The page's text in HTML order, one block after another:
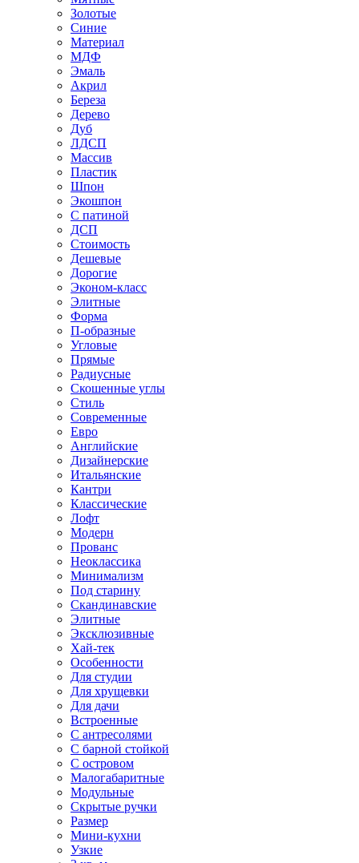
Золотые
Синие
Материал
МДФ
Эмаль
Акрил
Береза
Дерево
Дуб
ЛДСП
Массив
Пластик
Шпон
Экошпон
С патиной
ДСП
Стоимость
Дешевые
Дорогие
Эконом-класс
Элитные
Форма
П-образные
Угловые
Прямые
Радиусные
Скошенные углы
Стиль
Современные
Евро
Английские
Дизайнерские
Итальянские
Кантри
Классические
Лофт
Модерн
Прованс
Неоклассика
Минимализм
Под старину
Скандинавские
Элитные
Эксклюзивные
Хай-тек
Особенности
Для студии
Для хрущевки
Для дачи
Встроенные
С антресолями
С барной стойкой
С островом
Малогабаритные
Модульные
Скрытые ручки
Размер
Мини-кухни
Узкие